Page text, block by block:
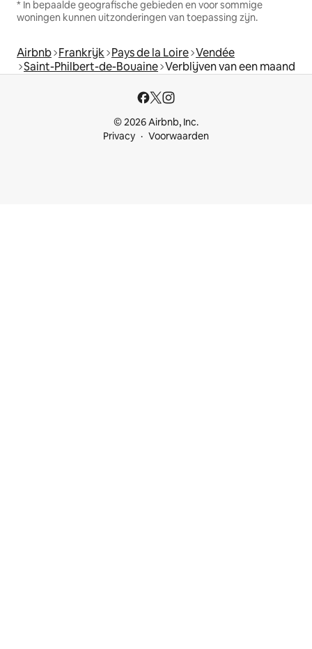
* In bepaalde geografische gebieden en voor sommige
woningen kunnen uitzonderingen van toepassing zijn.
Airbnb Frankrijk Pays de la Loire Vendée
Saint-Philbert-de-Bouaine Verblijven van een maand
© 2026 Airbnb, Inc.
Privacy
Voorwaarden